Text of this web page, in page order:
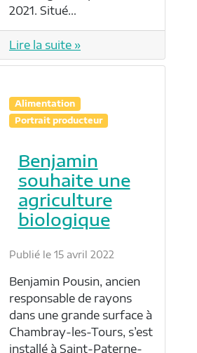
2021. Situé…
Lire la suite »
Alimentation
Portrait producteur
Benjamin
souhaite une
agriculture
biologique
Publié le 15 avril 2022
Benjamin Pousin, ancien
responsable de rayons
dans une grande surface à
Chambray-les-Tours, s’est
installé à Saint-Paterne-